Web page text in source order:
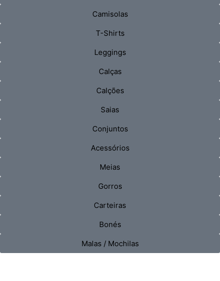
Camisolas
T-Shirts
Leggings
Calças
Calções
Saias
Conjuntos
Acessórios
Meias
Gorros
Carteiras
Bonés
Malas / Mochilas